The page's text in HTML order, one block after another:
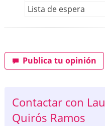
Lista de espera
Publica tu opinión
Contactar con
Quirós Ramos